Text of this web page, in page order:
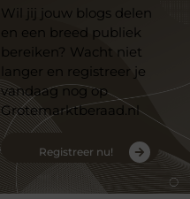
Wil jij jouw blogs delen
en een breed publiek
bereiken? Wacht niet
langer en registreer je
vandaag nog op
Grotemarktberaad.nl
Registreer nu!